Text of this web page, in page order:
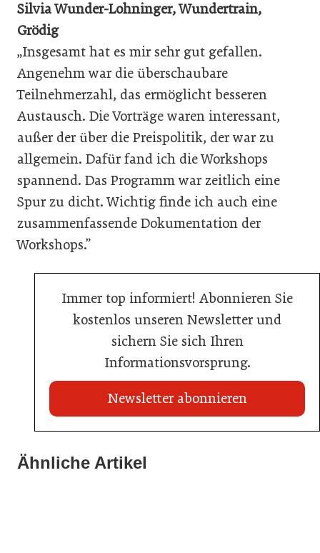
Silvia Wunder-Lohninger, Wundertrain,
Grödig
„Insgesamt hat es mir sehr gut gefallen.
Angenehm war die überschaubare
Teilnehmerzahl, das ermöglicht besseren
Austausch. Die Vorträge waren interessant,
außer der über die Preispolitik, der war zu
allgemein. Dafür fand ich die Workshops
spannend. Das Programm war zeitlich eine
Spur zu dicht. Wichtig finde ich auch eine
zusammenfassende Dokumentation der
Workshops.”
Immer top informiert! Abonnieren Sie
kostenlos unseren Newsletter und
sichern Sie sich Ihren
Informationsvorsprung.
Newsletter abonnieren
Ähnliche Artikel
20. Juli 2026
Radisson ersetzt Bestpreisgarantie durch